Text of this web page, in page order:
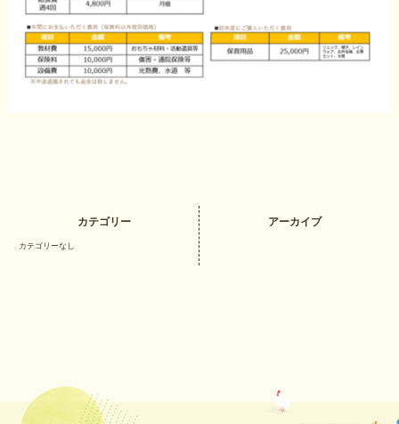
カテゴリー
カテゴリーなし
アーカイブ